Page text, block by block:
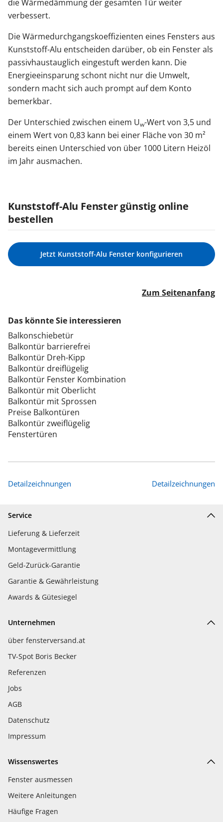
die Wärmedämmung der gesamten Tür weiter
verbessert.
Die Wärmedurchgangskoeffizienten eines Fensters aus
Kunststoff-Alu entscheiden darüber, ob ein Fenster als
passivhaustauglich eingestuft werden kann. Die
Energieeinsparung schont nicht nur die Umwelt,
sondern macht sich auch prompt auf dem Konto
bemerkbar.
Der Unterschied zwischen einem Uw-Wert von 3,5 und
einem Wert von 0,83 kann bei einer Fläche von 30 m²
bereits einen Unterschied von über 1000 Litern Heizöl
im Jahr ausmachen.
Kunststoff-Alu Fenster günstig online
bestellen
Jetzt Kunststoff-Alu Fenster konfigurieren
Zum Seitenanfang
Das könnte Sie interessieren
Balkonschiebetür
Balkontür barrierefrei
Balkontür Dreh-Kipp
Balkontür dreiflügelig
Balkontür Fenster Kombination
Balkontür mit Oberlicht
Balkontür mit Sprossen
Preise Balkontüren
Balkontür zweiflügelig
Fenstertüren
Detailzeichnungen Detailzeichnungen
Service
Lieferung & Lieferzeit
Montagevermittlung
Geld-Zurück-Garantie
Garantie & Gewährleistung
Awards & Gütesiegel
Unternehmen
über fensterversand.at
TV-Spot Boris Becker
Referenzen
Jobs
AGB
Datenschutz
Impressum
Wissenswertes
Fenster ausmessen
Weitere Anleitungen
Häufige Fragen